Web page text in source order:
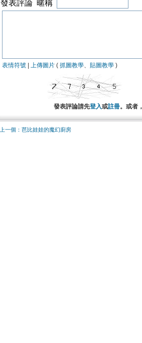
發表評論 暱稱
表情符號 上傳圖片 ( 抓圖教學、 貼圖教學 )
發表評論請先登入或註冊。或者
上一個：芭比娃娃的魔幻廚房